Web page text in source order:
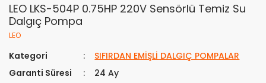
LEO LKS-504P 0.75HP 220V Sensörlü Temiz Su
Dalgıç Pompa
LEO
Kategori
SIFIRDAN EMİŞLİ DALGIÇ POMPALAR
Garanti Süresi
24 Ay